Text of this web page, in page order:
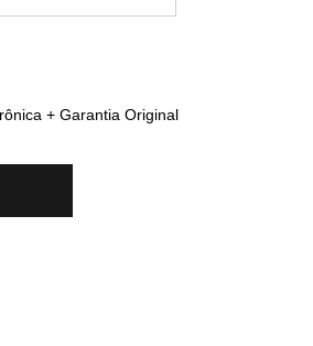
+ Garantia Original